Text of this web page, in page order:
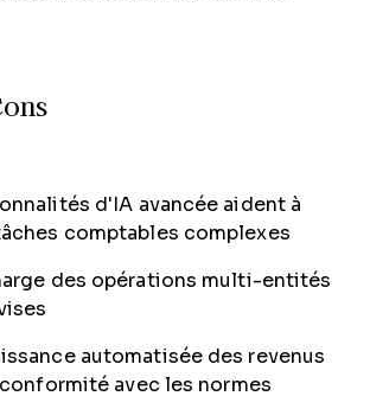
d'IA avancée aident à
comptables complexes
des opérations multi-entités
automatisée des revenus
avec les normes